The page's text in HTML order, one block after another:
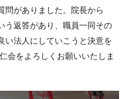
問がありました。院長から
う返答があり、職員一同その
い法人にしていこうと決意を
会をよろしくお願いいたしま